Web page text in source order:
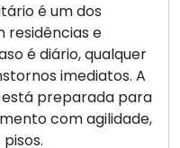
é um dos
residências e
é diário, qualquer
imediatos. A
está preparada para
com agilidade,